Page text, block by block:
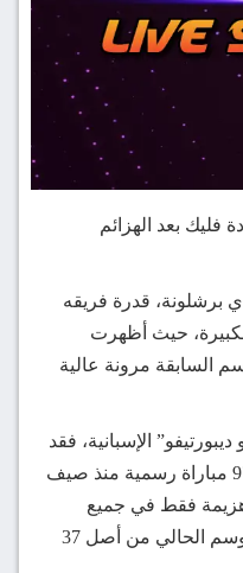
فليك بعد الهزائم
برشلونة، قدرة فريقه
حيث أظهرت
السابقة مرونة عالية
الإسبانية، فقد
خاض برشلونة تحت قيادة فليك 97 مباراة رسمية منذ صيف
تعرض خلالها الفريق لـ15 هزيمة فقط في جميع
المسابقات، منها 6 هزائم في الموسم الحالي من أصل 37